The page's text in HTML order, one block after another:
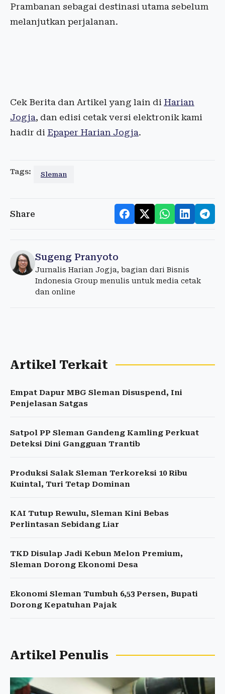
Prambanan sebagai destinasi utama sebelum
melanjutkan perjalanan.
Cek Berita dan Artikel yang lain di Harian
Jogja, dan edisi cetak versi elektronik kami
hadir di Epaper Harian Jogja.
Tags: Sleman
Share
Sugeng Pranyoto
Jurnalis Harian Jogja, bagian dari Bisnis
Indonesia Group menulis untuk media cetak
dan online
Artikel Terkait
Empat Dapur MBG Sleman Disuspend, Ini
Penjelasan Satgas
Satpol PP Sleman Gandeng Kamling Perkuat
Deteksi Dini Gangguan Trantib
Produksi Salak Sleman Terkoreksi 10 Ribu
Kuintal, Turi Tetap Dominan
KAI Tutup Rewulu, Sleman Kini Bebas
Perlintasan Sebidang Liar
TKD Disulap Jadi Kebun Melon Premium,
Sleman Dorong Ekonomi Desa
Ekonomi Sleman Tumbuh 6,53 Persen, Bupati
Dorong Kepatuhan Pajak
Artikel Penulis